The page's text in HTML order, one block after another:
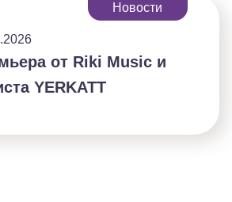
Новости
от Riki Music и
YERKATT